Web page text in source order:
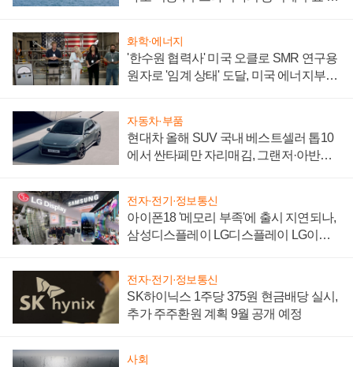
화학·에너지
'한수원 협력사' 미국 오클로 SMR 연구용
원자로 '임계 상태' 도달, 미국 에너지부
자동차·부품
현대차 올해 SUV 국내 베스트셀러 톱10
에서 싼타페만 자리매김, 그랜저·아반떼
전자·전기·정보통신
아이폰18 '메모리 부족'에 출시 지연되나,
삼성디스플레이 LG디스플레이 LG이노
전자·전기·정보통신
SK하이닉스 1주당 375원 현금배당 실시,
추가 주주환원 계획 9월 공개 예정
사회